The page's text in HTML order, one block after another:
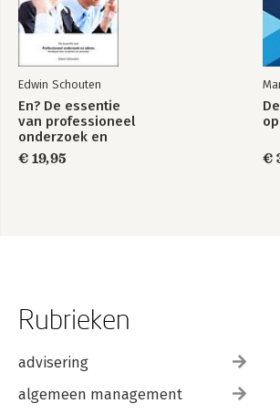
Edwin Schouten
En? De essentie
van professioneel
onderzoek en
advies, Handboek
voor studenten en
€ 19,95 €
Rubrieken
advisering
algemeen management